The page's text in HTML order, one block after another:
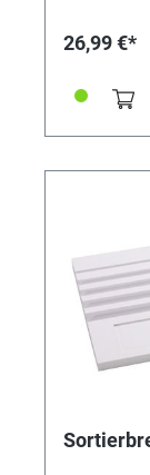
26,99 €*